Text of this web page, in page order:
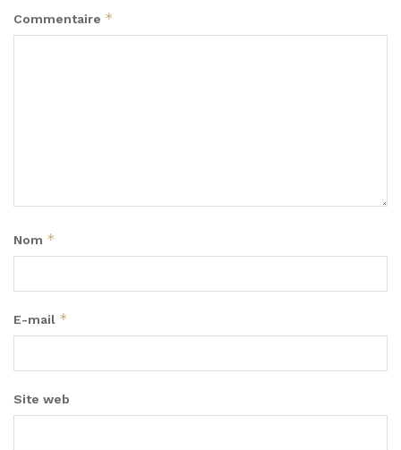
Commentaire *
Nom *
E-mail *
Site web